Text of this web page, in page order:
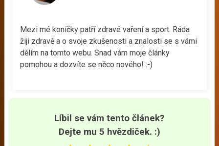
Mezi mé koníčky patří zdravé vaření a sport. Ráda
žiji zdravě a o svoje zkušenosti a znalosti se s vámi
dělím na tomto webu. Snad vám moje články
pomohou a dozvíte se něco nového! :-)
Líbil se vám tento článek?
Dejte mu 5 hvězdiček. :)